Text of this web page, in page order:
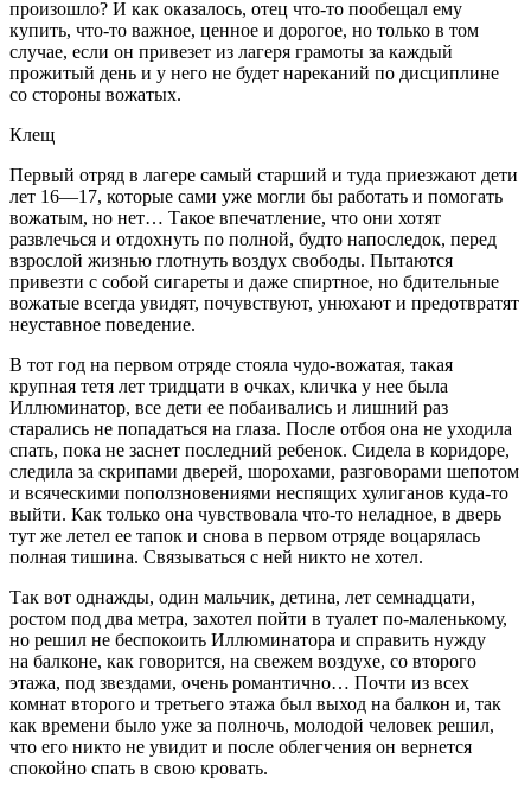
произошло? И как оказалось, отец что-то пообещал ему
купить, что-то важное, ценное и дорогое, но только в том
случае, если он привезет из лагеря грамоты за каждый
прожитый день и у него не будет нареканий по дисциплине
со стороны вожатых.
Клещ
Первый отряд в лагере самый старший и туда приезжают дети
лет 16—17, которые сами уже могли бы работать и помогать
вожатым, но нет… Такое впечатление, что они хотят
развлечься и отдохнуть по полной, будто напоследок, перед
взрослой жизнью глотнуть воздух свободы. Пытаются
привезти с собой сигареты и даже спиртное, но бдительные
вожатые всегда увидят, почувствуют, унюхают и предотвратят
неуставное поведение.
В тот год на первом отряде стояла чудо-вожатая, такая
крупная тетя лет тридцати в очках, кличка у нее была
Иллюминатор, все дети ее побаивались и лишний раз
старались не попадаться на глаза. После отбоя она не уходила
спать, пока не заснет последний ребенок. Сидела в коридоре,
следила за скрипами дверей, шорохами, разговорами шепотом
и всяческими поползновениями неспящих хулиганов куда-то
выйти. Как только она чувствовала что-то неладное, в дверь
тут же летел ее тапок и снова в первом отряде воцарялась
полная тишина. Связываться с ней никто не хотел.
Так вот однажды, один мальчик, детина, лет семнадцати,
ростом под два метра, захотел пойти в туалет по-маленькому,
но решил не беспокоить Иллюминатора и справить нужду
на балконе, как говорится, на свежем воздухе, со второго
этажа, под звездами, очень романтично… Почти из всех
комнат второго и третьего этажа был выход на балкон и, так
как времени было уже за полночь, молодой человек решил,
что его никто не увидит и после облегчения он вернется
спокойно спать в свою кровать.